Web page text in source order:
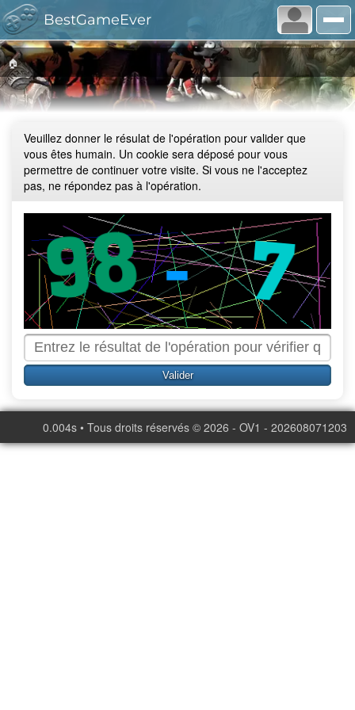
BestGameEver
🏠
Veuillez donner le résulat de l'opération pour valider que
vous êtes humain. Un cookie sera déposé pour vous
permettre de continuer votre visite. Si vous ne l'acceptez
pas, ne répondez pas à l'opération.
0.004s • Tous droits réservés © 2026 - OV1 - 202608071203